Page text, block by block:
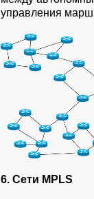
управления
6. Сети MPLS